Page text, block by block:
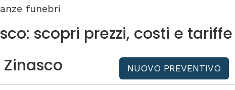
funebri
scopri prezzi, costi e tariffe
NUOVO PREVENTIVO